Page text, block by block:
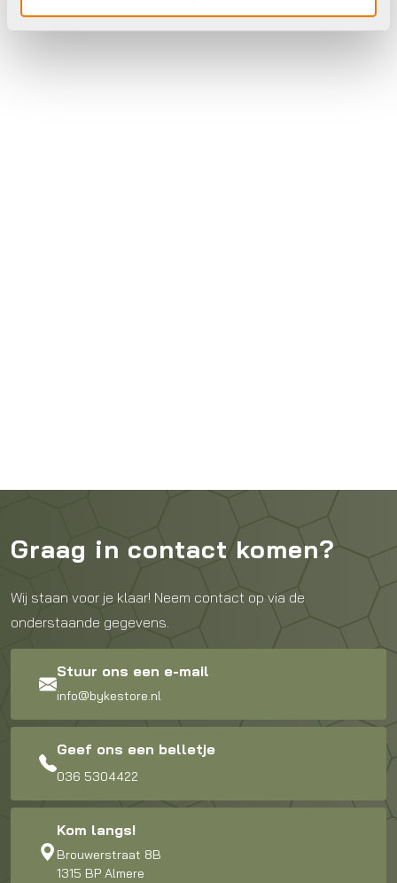
Graag in contact komen?
Wij staan voor je klaar! Neem contact op via de
onderstaande gegevens.
Stuur ons een e-mail
info@bykestore.nl
Geef ons een belletje
036 5304422
Kom langs!
Brouwerstraat 8B
1315 BP Almere